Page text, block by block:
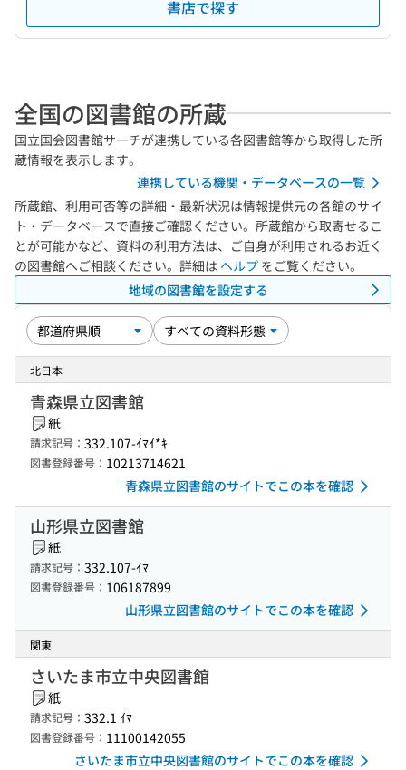
書店で探す
全国の図書館の所蔵
国立国会図書館サーチが連携している各図書館等から取得した所
蔵情報を表示します。
連携している機関・データベースの一覧
所蔵館、利用可否等の詳細・最新状況は情報提供元の各館のサイ
ト・データベースで直接ご確認ください。所蔵館から取寄せるこ
とが可能かなど、資料の利用方法は、ご自身が利用されるお近く
の図書館へご相談ください。詳細は ヘルプ をご覧ください。
地域の図書館を設定する
北日本
青森県立図書館
紙
請求記号： 332.107-ｲﾏｲ*ｷ
図書登録番号： 10213714621
青森県立図書館のサイトでこの本を確認
山形県立図書館
紙
請求記号： 332.107-ｲﾏ
図書登録番号： 106187899
山形県立図書館のサイトでこの本を確認
関東
さいたま市立中央図書館
紙
請求記号： 332.1 ｲﾏ
図書登録番号： 11100142055
さいたま市立中央図書館のサイトでこの本を確認